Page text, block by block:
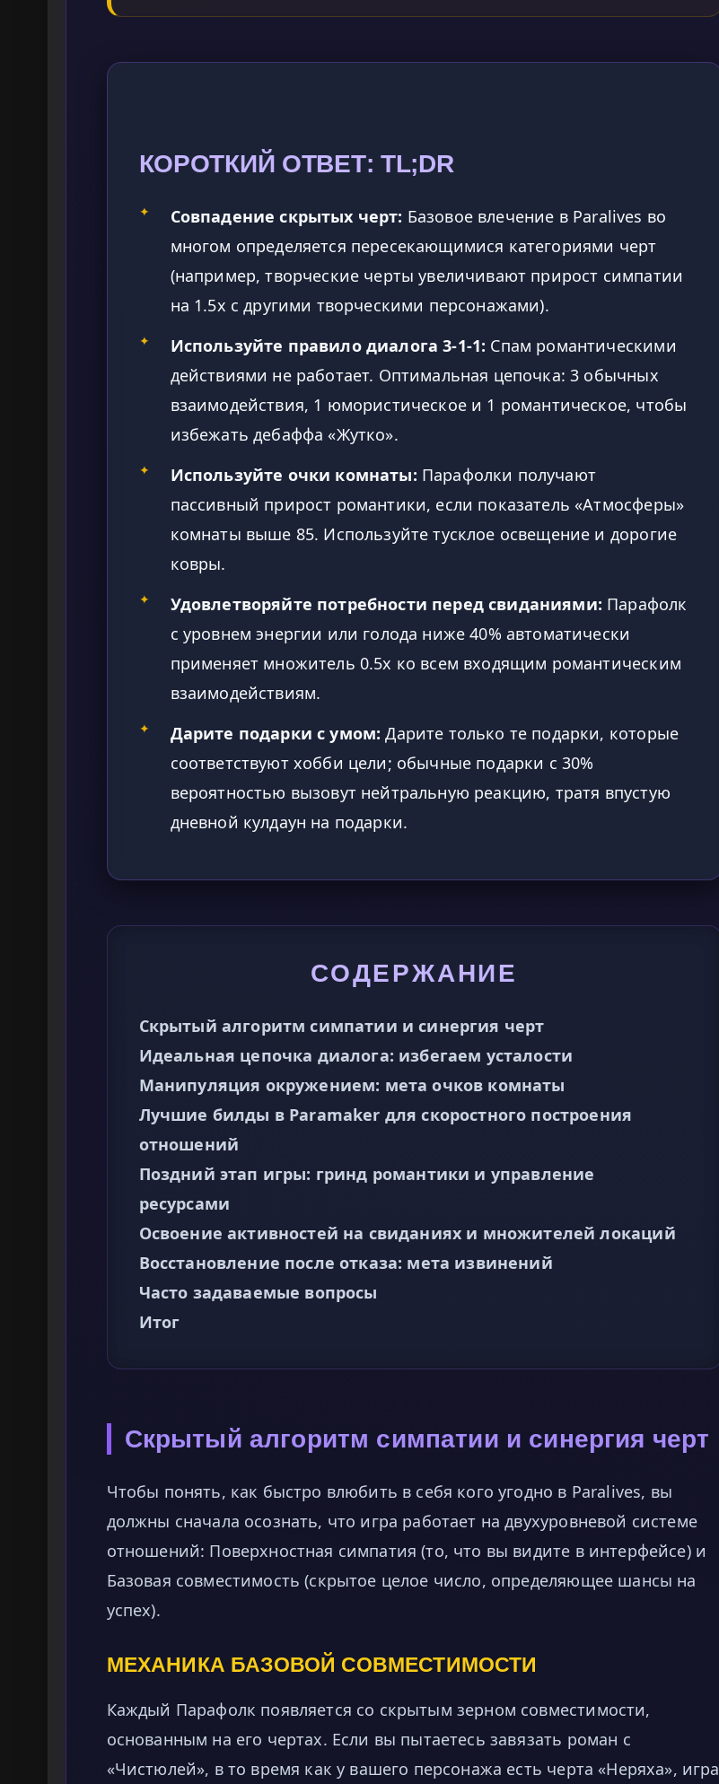
КОРОТКИЙ ОТВЕТ: TL;DR
✦ Совпадение скрытых черт: Базовое влечение в Paralives во
многом определяется пересекающимися категориями черт
(например, творческие черты увеличивают прирост симпатии
на 1.5x с другими творческими персонажами).
✦ Используйте правило диалога 3-1-1: Спам романтическими
действиями не работает. Оптимальная цепочка: 3 обычных
взаимодействия, 1 юмористическое и 1 романтическое, чтобы
избежать дебаффа «Жутко».
✦ Используйте очки комнаты: Парафолки получают
пассивный прирост романтики, если показатель «Атмосферы»
комнаты выше 85. Используйте тусклое освещение и дорогие
ковры.
✦ Удовлетворяйте потребности перед свиданиями: Парафолк
с уровнем энергии или голода ниже 40% автоматически
применяет множитель 0.5x ко всем входящим романтическим
взаимодействиям.
✦ Дарите подарки с умом: Дарите только те подарки, которые
соответствуют хобби цели; обычные подарки с 30%
вероятностью вызовут нейтральную реакцию, тратя впустую
дневной кулдаун на подарки.
СОДЕРЖАНИЕ
Скрытый алгоритм симпатии и синергия черт
Идеальная цепочка диалога: избегаем усталости
Манипуляция окружением: мета очков комнаты
Лучшие билды в Paramaker для скоростного построения
отношений
Поздний этап игры: гринд романтики и управление
ресурсами
Освоение активностей на свиданиях и множителей локаций
Восстановление после отказа: мета извинений
Часто задаваемые вопросы
Итог
Скрытый алгоритм симпатии и синергия черт
Чтобы понять, как быстро влюбить в себя кого угодно в Paralives, вы
должны сначала осознать, что игра работает на двухуровневой системе
отношений: Поверхностная симпатия (то, что вы видите в интерфейсе) и
Базовая совместимость (скрытое целое число, определяющее шансы на
успех).
МЕХАНИКА БАЗОВОЙ СОВМЕСТИМОСТИ
Каждый Парафолк появляется со скрытым зерном совместимости,
основанным на его чертах. Если вы пытаетесь завязать роман с
«Чистюлей», в то время как у вашего персонажа есть черта «Неряха», игра